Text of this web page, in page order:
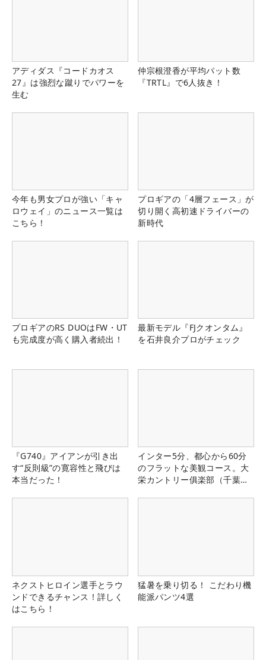
アディダス『コードカオス
27』は強烈な蹴りでパワーを
生む
仲宗根澄香が平均パット数
『TRTL』で6人抜き！
今年も男女プロが強い「キャ
ロウェイ」のニュース一覧は
こちら！
プロギアの「4層フェース」が
切り開く高初速ドライバーの
新時代
プロギアのRS DUOはFW・UT
も完成度が高く購入者続出！
最新モデル『FJクオンタム』
を石井良介プロがチェック
『G740』アイアンが引き出
す“反則級”の寛容性と飛びは
本当だった！
インター5分、都心から60分
のフラットな美観コース。大
栄カントリー俱楽部（千葉
ネクストヒロイン選手とラウ
ンドできるチャンス！詳しく
はこちら！
猛暑を乗り切る！ こだわり機
能派パンツ4選